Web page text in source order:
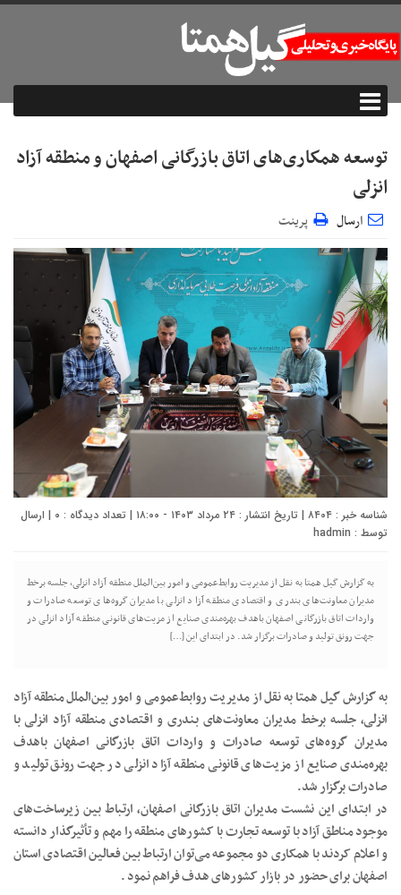
توسعه همكاری‌های اتاق بازرگانی اصفهان و منطقه آزاد
انزلی
ارسال پرینت
شناسه خبر : ۸۴۰۴ | تاریخ انتشار : ۲۴ مرداد ۱۴۰۳ - ۱۸:۰۰ | تعداد دیدگاه : ۰ | ارسال
توسط : hadmin
به گزارش گیل همتا به نقل از مدیریت روابط‌عمومی و امور بین‌الملل منطقه آزاد انزلی، جلسه برخط
مدیران معاونت‌های بندری و اقتصادی منطقه آزاد انزلی با مدیران گروه‌های توسعه صادرات و
واردات اتاق بازرگانی اصفهان باهدف بهره‌مندی صنایع از مزیت‌های قانونی منطقه آزاد انزلی در
جهت رونق تولید و صادرات برگزار شد. در ابتدای این […]
به گزارش گیل همتا به نقل از مدیریت روابط‌عمومی و امور بین‌الملل منطقه آزاد
انزلی، جلسه برخط مدیران معاونت‌های بندری و اقتصادی منطقه آزاد انزلی با
مدیران گروه‌های توسعه صادرات و واردات اتاق بازرگانی اصفهان باهدف
بهره‌مندی صنایع از مزیت‌های قانونی منطقه آزاد انزلی در جهت رونق تولید و
صادرات برگزار شد.
در ابتدای این نشست مدیران اتاق بازرگانی اصفهان، ارتباط بین زیرساخت‌های
موجود مناطق آزاد با توسعه تجارت با کشورهای منطقه را مهم و تأثیرگذار دانسته
و اعلام کردند با همکاری دو مجموعه می‌توان ارتباط بین فعالین اقتصادی استان
اصفهان برای حضور در بازار کشورهای هدف فراهم نمود .